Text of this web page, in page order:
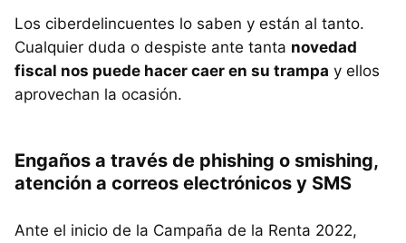
Los ciberdelincuentes lo saben y están al tanto.
Cualquier duda o despiste ante tanta novedad
fiscal nos puede hacer caer en su trampa y ellos
aprovechan la ocasión.
Engaños a través de phishing o smishing,
atención a correos electrónicos y SMS
Ante el inicio de la Campaña de la Renta 2022,